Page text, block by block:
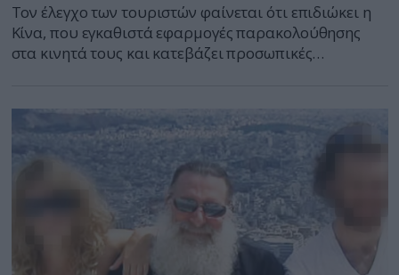
Τον έλεγχο των τουριστών φαίνεται ότι επιδιώκει η
Κίνα, που εγκαθιστά εφαρμογές παρακολούθησης
στα κινητά τους και κατεβάζει προσωπικές
τέσσερα Μέσα ενημέρωσης (Süddeutsche Zeitung,
NDR, New York Times και Motherboard), η κυβέρνηση
της Κίνας έχει στοχοποιήσει τους τουρίστες που
εισέρχονται στο έδαφός της […]